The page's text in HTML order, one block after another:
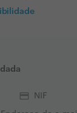
credit_card NIF